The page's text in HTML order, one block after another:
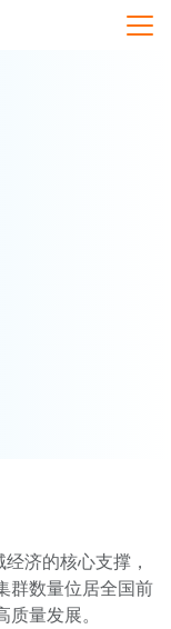
济的核心支撑，
群数量位居全国前
量发展。